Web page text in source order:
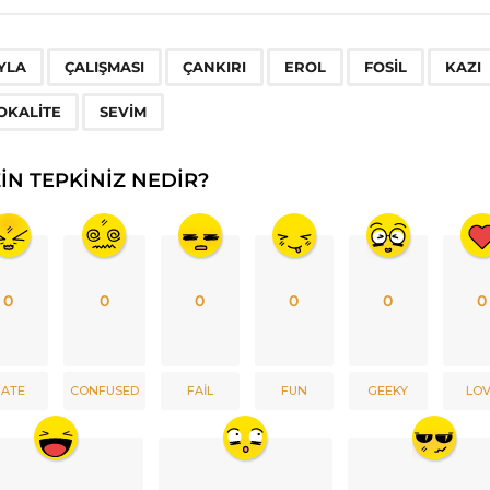
ÇALIŞMASI ÇANKIRI EROL FOSIL KAZI
SEVIM
TEPKINIZ NEDIR?
0 0
CONFUSED
0
FAIL
0
FUN
0
GEEKY
0